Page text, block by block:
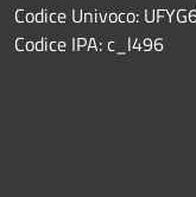
Codice Univoco:
Codice IPA: c_l496